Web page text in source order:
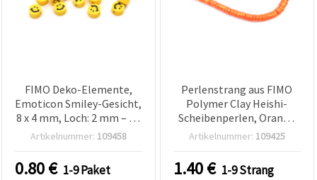
FIMO Deko-Elemente,
Emoticon Smiley-Gesicht,
8 x 4 mm, Loch: 2 mm – 20
Stück
Artikelnummer: 109458
0.80€ 1-9 Paket
Perlenstrang aus FIMO
Polymer Clay Heishi-
Scheibenperlen, Orange
mit goldfarbenem
mm, ca. 350 Stück
Artikelnummer: 109425
1.40€ 1-9 Strang